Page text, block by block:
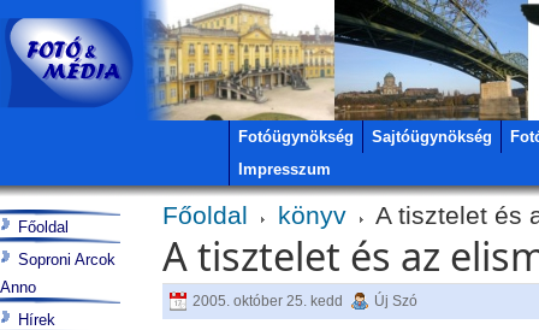
Fotóügynökség Sajtóügynökség
Impresszum
Főoldal könyv A tisztelet és
A tisztelet és az
2005. október 25. kedd Új Szó
Főoldal
Soproni Arcok
Anno
Hírek